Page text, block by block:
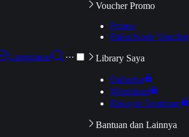
Langganan
···
Voucher Promo
Promo
Pakai Kode Voucher
Library Saya
Daftarku
Mengikuti
Riwayat Tontonan
Bantuan dan Lainnya